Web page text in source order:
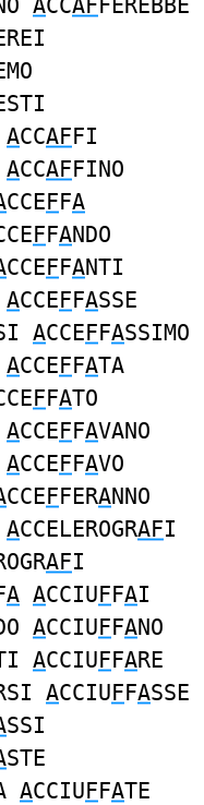
ACCAFFEREBBE
ACCAFFI
ACCAFFINO
CCEFFA
FFANDO
CCEFFANTI
ACCEFFASSE
ACCEFFASSIMO
ACCEFFATA
FFATO
ACCEFFAVANO
ACCEFFAVO
CCEFFERANNO
ACCELEROGRAFI
AFI
A ACCIUFFAI
ACCIUFFANO
ACCIUFFARE
ACCIUFFASSE
SSI
STE
ACCIUFFATE